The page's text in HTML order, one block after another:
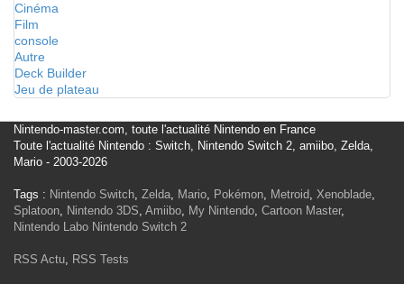
Cinéma
Film
console
Autre
Deck Builder
Jeu de plateau
Nintendo-master.com, toute l'actualité Nintendo en France
Toute l'actualité Nintendo : Switch, Nintendo Switch 2, amiibo, Zelda,
Mario - 2003-2026
Tags : Nintendo Switch, Zelda, Mario, Pokémon, Metroid, Xenoblade,
Splatoon, Nintendo 3DS, Amiibo, My Nintendo, Cartoon Master,
Nintendo Labo Nintendo Switch 2
RSS Actu, RSS Tests